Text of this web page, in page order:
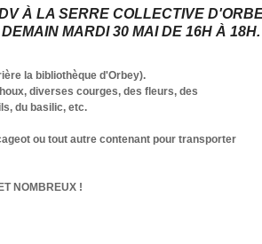
À LA SERRE COLLECTIVE
DEMAIN MARDI 30 MAI DE 16H À 18H.
la bibliothèque d'Orbey).
diverses courges, des fleurs, des
du basilic, etc.
ou tout autre contenant pour transporter
NOMBREUX !